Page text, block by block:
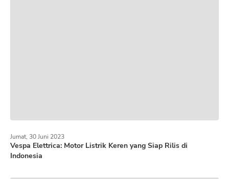
Vespa Elettrica: Motor Listrik Keren yang Siap Rilis di
Indonesia
Jumat, 30 Juni 2023